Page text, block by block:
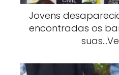
Jovens
encontradas os